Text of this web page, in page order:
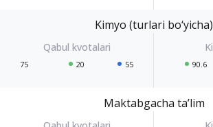
Kimyo (turlari bo‘yicha)
75 20 55 90.6
Maktabgacha ta’lim